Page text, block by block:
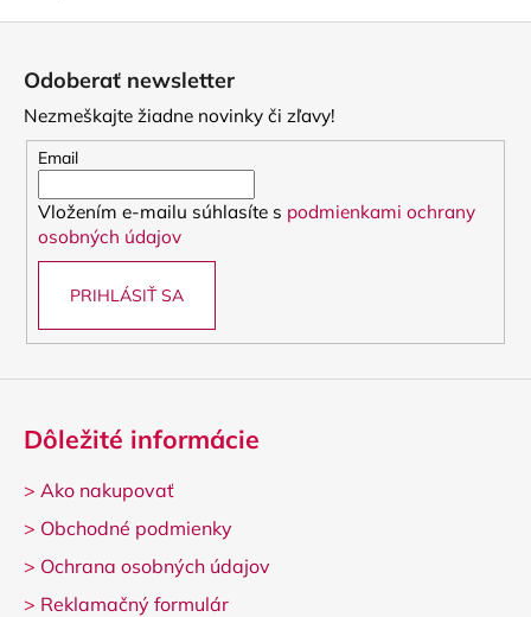
Odoberať newsletter
Nezmeškajte žiadne novinky či zľavy!
Email
Vložením e-mailu súhlasíte s podmienkami ochrany
osobných údajov
PRIHLÁSIŤ SA
Dôležité informácie
> Ako nakupovať
> Obchodné podmienky
> Ochrana osobných údajov
> Reklamačný formulár